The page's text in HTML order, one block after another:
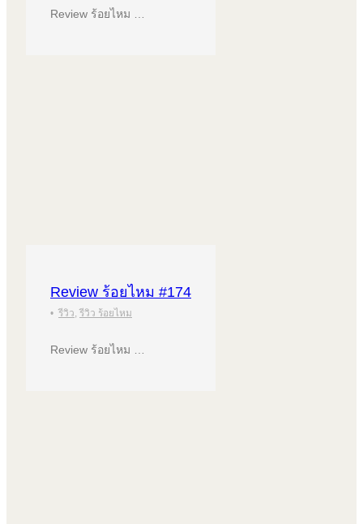
Review ร้อยไหม …
Review ร้อยไหม #174
• รีวิว, รีวิว ร้อยไหม
Review ร้อยไหม …